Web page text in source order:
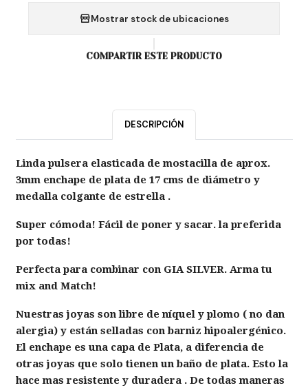
Mostrar stock de ubicaciones
COMPARTIR ESTE PRODUCTO
DESCRIPCIÓN
Linda pulsera elasticada de mostacilla de aprox.
3mm enchape de plata de 17 cms de diámetro y
medalla colgante de estrella .
Super cómoda! Fácil de poner y sacar. la preferida
por todas!
Perfecta para combinar con GIA SILVER. Arma tu
mix and Match!
Nuestras joyas son libre de níquel y plomo ( no dan
alergia) y están selladas con barniz hipoalergénico.
El enchape es una capa de Plata, a diferencia de
otras joyas que solo tienen un baño de plata. Esto la
hace mas resistente y duradera . De todas maneras